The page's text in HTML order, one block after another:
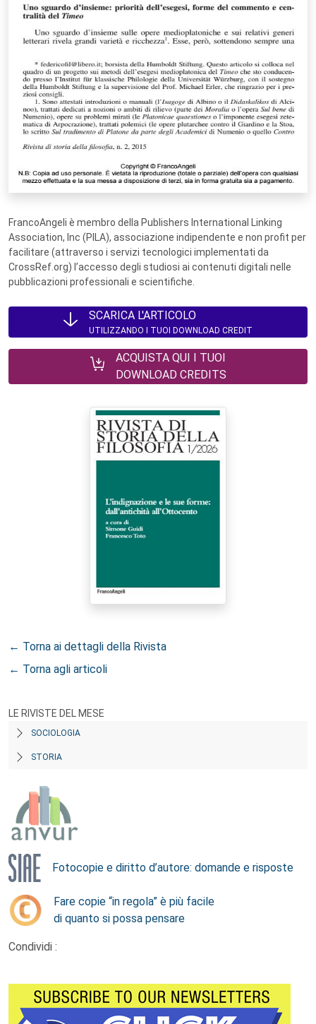
FrancoAngeli è membro della Publishers International Linking
Association, Inc (PILA), associazione indipendente e non profit per
facilitare (attraverso i servizi tecnologici implementati da
CrossRef.org) l’accesso degli studiosi ai contenuti digitali nelle
pubblicazioni professionali e scientifiche.
SCARICA L'ARTICOLO
UTILIZZANDO I TUOI DOWNLOAD CREDIT
ACQUISTA QUI I TUOI
DOWNLOAD CREDITS
← Torna ai dettagli della Rivista
← Torna agli articoli
LE RIVISTE DEL MESE
SOCIOLOGIA
STORIA
Fotocopie e diritto d’autore: domande e risposte
Fare copie “in regola” è più facile
di quanto si possa pensare
Condividi :